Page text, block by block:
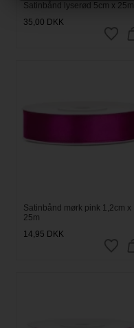
Satinbånd lyserød 5cm x 25m
35,00 DKK
Satinbånd mørk pink 1,2cm x
25m
14,95 DKK